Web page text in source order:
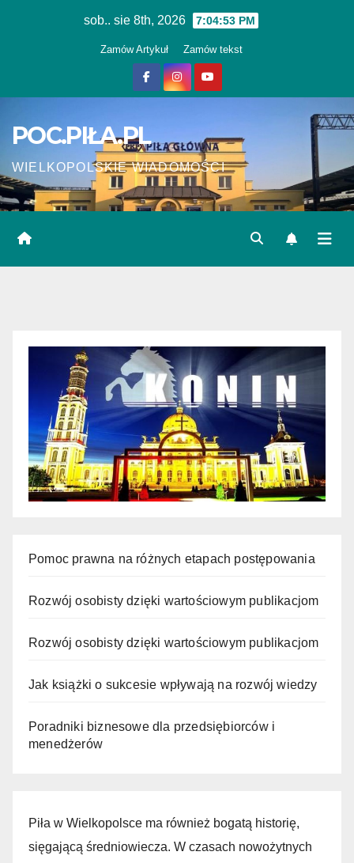
sob.. sie 8th, 2026 7:04:54 PM
Zamów Artykuł Zamów tekst
POC.PIŁA.PL
WIELKOPOLSKIE WIADOMOŚCI
Pomoc prawna na różnych etapach postępowania
Rozwój osobisty dzięki wartościowym publikacjom
Rozwój osobisty dzięki wartościowym publikacjom
Jak książki o sukcesie wpływają na rozwój wiedzy
Poradniki biznesowe dla przedsiębiorców i
menedżerów
Piła w Wielkopolsce ma również bogatą historię,
sięgającą średniowiecza. W czasach nowożytnych